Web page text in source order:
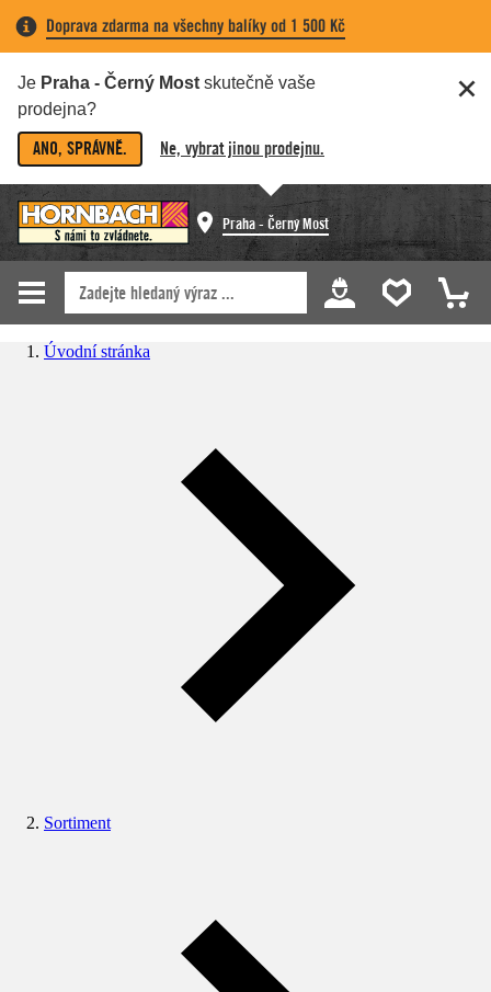
Doprava zdarma na všechny balíky od 1 500 Kč
Je Praha - Černý Most skutečně vaše
prodejna?
ANO, SPRÁVNĚ. Ne, vybrat jinou prodejnu.
Praha - Černý Most
Úvodní stránka
Sortiment